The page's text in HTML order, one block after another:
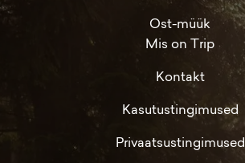
Ost-müük
Mis on Trip
Kontakt
Kasutustingimused
Privaatsustingimused